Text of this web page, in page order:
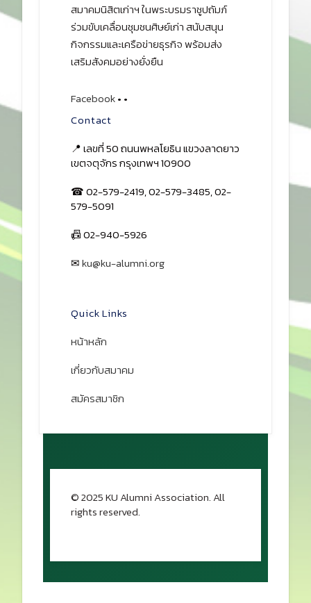
สมาคมนิสิตเก่าฯ ในพระบรมราชูปถัมภ์
ร่วมขับเคลื่อนชุมชนศิษย์เก่า สนับสนุน
กิจกรรมและเครือข่ายธุรกิจ พร้อมส่ง
เสริมสังคมอย่างยั่งยืน
Facebook• •
Contact
📍 เลขที่ 50 ถนนพหลโยธิน แขวงลาดยาว
เขตจตุจักร กรุงเทพฯ 10900
☎ 02-579-2419, 02-579-3485, 02-
579-5091
📠 02-940-5926
✉ku@ku-alumni.org
Quick Links
หน้าหลัก
เกี่ยวกับสมาคม
สมัครสมาชิก
© 2025 KU Alumni Association. All
rights reserved.